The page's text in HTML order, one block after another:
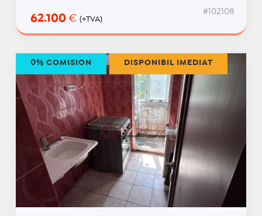
62.100 € (+TVA)
#102108
0% COMISION DISPONIBIL IMEDIAT